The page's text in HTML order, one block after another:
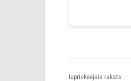
Iepriekšējais raksts